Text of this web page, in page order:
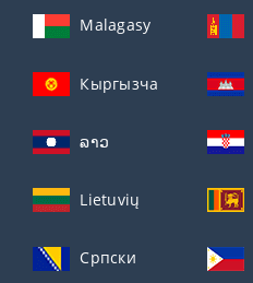
Malagasy
Кыргызча
ລາວ
Lietuvių
Српски